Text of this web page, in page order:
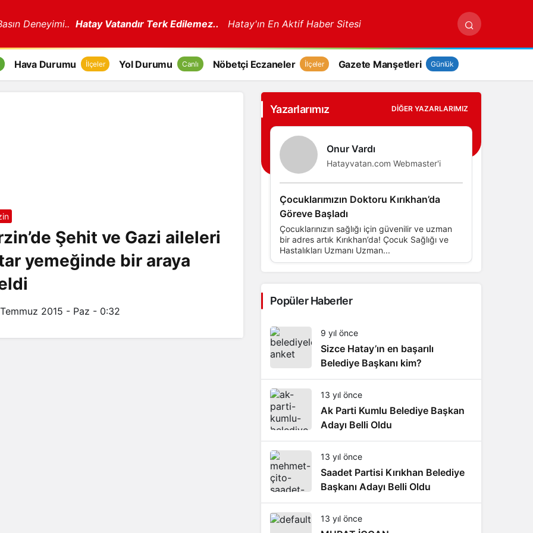
Deneyimi.. Hatay Vatandır Terk Edilemez.. Hatay'ın En Aktif Haber Sitesi
Hava Durumu İlçeler Yol Durumu Canlı Nöbetçi Eczaneler İlçeler Gazete Manşetleri Günlük
Şehit ve Gazi aileleri
yemeğinde bir araya
2015 - Paz - 0:32
Yazarlarımız DIĞER YAZARLARIMIZ
Onur Vardı
Hatayvatan.com Webmaster'i
Çocuklarımızın Doktoru Kırıkhan’da
Göreve Başladı
Çocuklarınızın sağlığı için güvenilir ve uzman
bir adres artık Kırıkhan’da! Çocuk Sağlığı ve
Hastalıkları Uzmanı Uzman...
Popüler Haberler
9 yıl önce
Sizce Hatay’ın en başarılı
Belediye Başkanı kim?
13 yıl önce
Ak Parti Kumlu Belediye Başkan
Adayı Belli Oldu
13 yıl önce
Saadet Partisi Kırıkhan Belediye
Başkanı Adayı Belli Oldu
13 yıl önce